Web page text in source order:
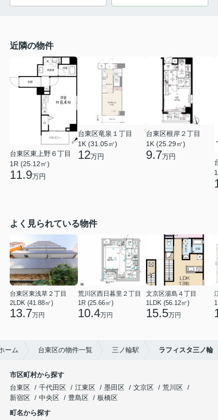
近隣の物件
台東区東上野６丁目
1R (25.12㎡)
11.9万円
台東区竜泉１丁目
1K (31.05㎡)
12万円
台東区根岸２丁目
1K (25.29㎡)
9.7万円
よく見られている物件
台東区東浅草２丁目
2LDK (41.88㎡)
13.7万円
荒川区西日暮里２丁目
1R (25.66㎡)
10.4万円
文京区湯島４丁目
1LDK (56.12㎡)
15.5万円
ーム 台東区の物件一覧 三ノ輪駅 ラフィスタ三ノ輪
市区町村から探す
台東区
千代田区 江東区 墨田区 文京区
荒川区
新宿区
中央区 豊島区
板橋区
町名から探す